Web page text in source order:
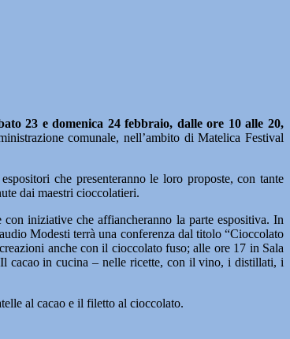
23 e domenica 24 febbraio, dalle ore 10 alle 20,
comunale, nell’ambito di Matelica Festival
che presenteranno le loro proposte, con tante
dai maestri cioccolatieri.
iniziative che affiancheranno la parte espositiva. In
Modesti terrà una conferenza dal titolo “Cioccolato
anche con il cioccolato fuso; alle ore 17 in Sala
cacao in cucina – nelle ricette, con il vino, i distillati, i
al cacao e il filetto al cioccolato.